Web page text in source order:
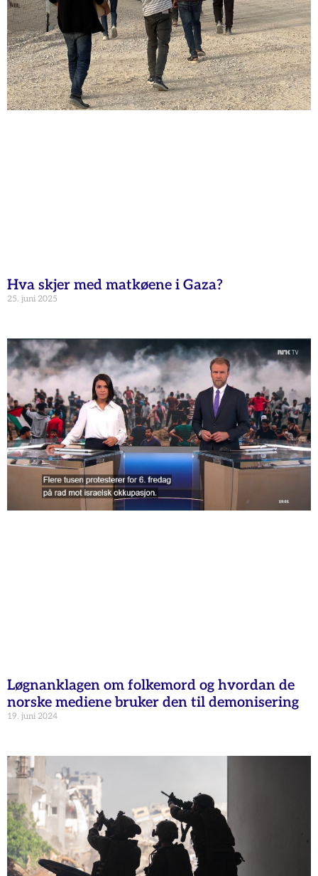
Hva skjer med matkøene i Gaza?
25. juni 2025
Løgnanklagen om folkemord og hvordan de
norske mediene bruker den til demonisering
19. juni 2024